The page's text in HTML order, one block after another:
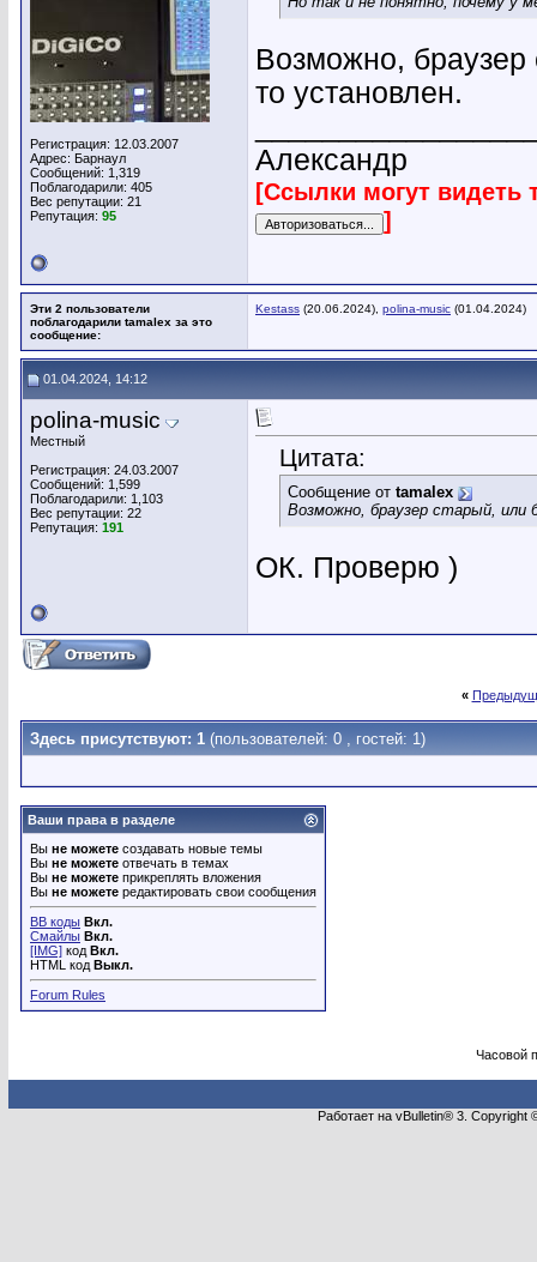
Регистрация: 12.03.2007
Адрес: Барнаул
Сообщений: 1,319
Поблагодарили: 405
Вес репутации: 21
Репутация: 95
Возможно,
то установлен.
Александр
[Ссылки могут видеть
]
Эти 2 пользователи
поблагодарили tamalex за это
сообщение:
Kestass (20.06.2024), polina-music (01.04.2024)
01.04.2024, 14:12
polina-music
Местный
Регистрация: 24.03.2007
Сообщений: 1,599
Поблагодарили: 1,103
Вес репутации: 22
Репутация: 191
Цитата:
Сообщение от tamalex
Возможно, браузер старый, или
ОК. Проверю )
«
Здесь присутствуют: 1 (пользователей: 0 , гостей: 1)
Ваши права в разделе
Вы не можете создавать новые темы
Вы не можете отвечать в темах
Вы не можете прикреплять вложения
Вы не можете редактировать свои сообщения
BB коды Вкл.
Смайлы Вкл.
[IMG] код Вкл.
HTML код Выкл.
Forum Rules
Часовой
Работает на vBulletin® 3.